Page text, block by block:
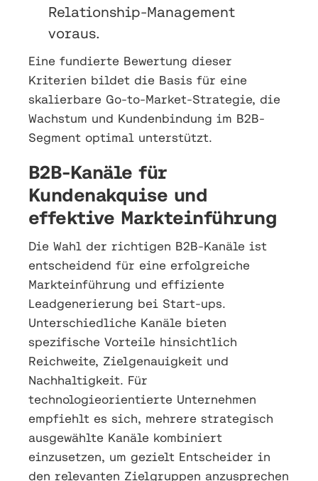
Relationship-Management
voraus.
Eine fundierte Bewertung dieser
Kriterien bildet die Basis für eine
skalierbare Go-to-Market-Strategie, die
Wachstum und Kundenbindung im B2B-
Segment optimal unterstützt.
B2B-Kanäle für
Kundenakquise und
effektive Markteinführung
Die Wahl der richtigen B2B-Kanäle ist
entscheidend für eine erfolgreiche
Markteinführung und effiziente
Leadgenerierung bei Start-ups.
Unterschiedliche Kanäle bieten
spezifische Vorteile hinsichtlich
Reichweite, Zielgenauigkeit und
Nachhaltigkeit. Für
technologieorientierte Unternehmen
empfiehlt es sich, mehrere strategisch
ausgewählte Kanäle kombiniert
einzusetzen, um gezielt Entscheider in
den relevanten Zielgruppen anzusprechen